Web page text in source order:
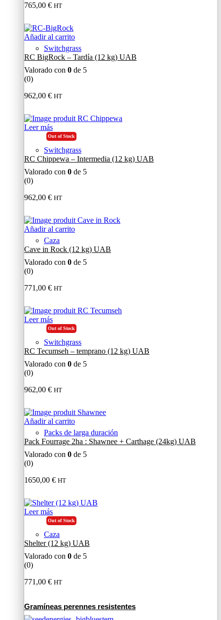
765,00 € HT
Añadir al carrito
Switchgrass
RC BigRock – Tardía (12 kg) UAB
Valorado con 0 de 5
(0)
962,00 € HT
Leer más
Out of Stock
Switchgrass
RC Chippewa – Intermedia (12 kg) UAB
Valorado con 0 de 5
(0)
962,00 € HT
Añadir al carrito
Caza
Cave in Rock (12 kg) UAB
Valorado con 0 de 5
(0)
771,00 € HT
Leer más
Out of Stock
Switchgrass
RC Tecumseh – temprano (12 kg) UAB
Valorado con 0 de 5
(0)
962,00 € HT
Añadir al carrito
Packs de larga duración
Pack Fourrage 2ha : Shawnee + Carthage (24kg) UAB
Valorado con 0 de 5
(0)
1650,00 € HT
Leer más
Out of Stock
Caza
Shelter (12 kg) UAB
Valorado con 0 de 5
(0)
771,00 € HT
Gramíneas perennes resistentes